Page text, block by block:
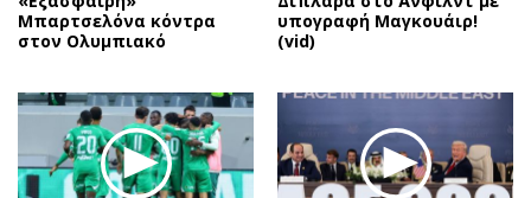
Μπαρτσελόνα κόντρα
στον Ολυμπιακό
υπογραφή Μαγκουάιρ!
(vid)